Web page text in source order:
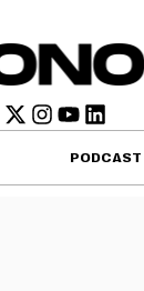
PODCAST